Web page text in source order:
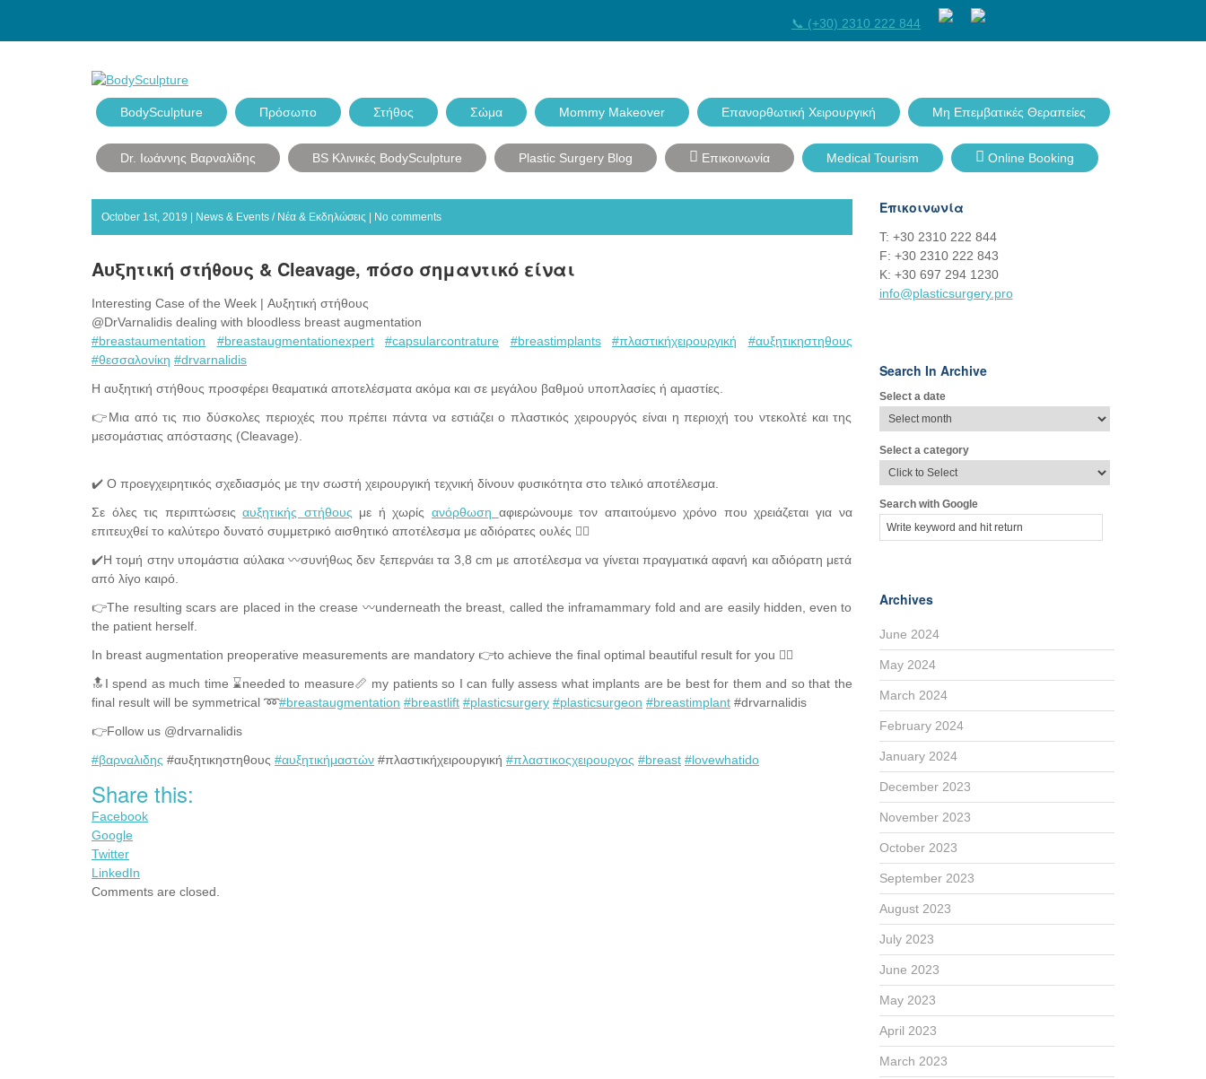
📞 (+30) 2310 222 844
BodySculpture Πρόσωπο Στήθος Σώμα Mommy Makeover Επανορθωτική Χειρουργική Μη Επεμβατικές Θεραπείες
Dr. Ιωάννης Βαρναλίδης BS Κλινικές BodySculpture Plastic Surgery Blog Επικοινωνία Medical Tourism Online Booking
October 1st, 2019 | News & Events / Νέα & Εκδηλώσεις No comments
Αυξητική στήθους & Cleavage, πόσο σημαντικό είναι
Interesting Case of the Week | Αυξητική στήθους
@DrVarnalidis dealing with bloodless breast augmentation
#breastaumentation
#breastaugmentationexpert #capsularcontrature #breastimplants #πλαστικήχειρουργική
#αυξητικηστηθους
#θεσσαλονίκη #drvarnalidis
Η αυξητική στήθους προσφέρει θεαματικά αποτελέσματα ακόμα και σε μεγάλου βαθμού υποπλασίες ή αμαστίες.
👉Μια από τις πιο δύσκολες περιοχές που πρέπει πάντα να εστιάζει ο πλαστικός χειρουργός είναι η περιοχή του ντεκολτέ και της
μεσομάστιας απόστασης (Cleavage).
✔️ Ο προεγχειρητικός σχεδιασμός με την σωστή χειρουργική τεχνική δίνουν φυσικότητα στο τελικό αποτέλεσμα.
Σε όλες τις περιπτώσειςαυξητικής στήθους με ή χωρίςανόρθωση αφιερώνουμε τον απαιτούμενο χρόνο που χρειάζεται για να
επιτευχθεί το καλύτερο δυνατό συμμετρικό αισθητικό αποτέλεσμα με αδιόρατες ουλές 🤸‍♂️
✔️Η τομή στην υπομάστια αύλακα 〰️συνήθως δεν ξεπερνάει τα 3,8 cm με αποτέλεσμα να γίνεται πραγματικά αφανή και αδιόρατη μετά
από λίγο καιρό.
👉The resulting scars are placed in the crease 〰️underneath the breast, called the inframammary fold and are easily hidden, even to
the patient herself.
In breast augmentation preoperative measurements are mandatory 👉to achieve the final optimal beautiful result for you 🤸‍♂️
🔝I spend as much time ⌛️needed to measure📏 my patients so I can fully assess what implants are be best for them and so that the
final result will be symmetrical ➿#breastaugmentation #breastlift #plasticsurgery #plasticsurgeon #breastimplant #drvarnalidis
👉Follow us @drvarnalidis
#βαρναλιδης #αυξητικηστηθους #αυξητικήμαστών #πλαστικήχειρουργική #πλαστικοςχειρουργος #breast #lovewhatido
Share this:
Facebook
Google
Twitter
LinkedIn
Comments are closed.
Επικοινωνία
Τ: +30 2310 222 844
F: +30 2310 222 843
Κ: +30 697 294 1230
info@plasticsurgery.pro
Search In Archive
Select a date
Select a category
Search with Google
Archives
June 2024
May 2024
March 2024
February 2024
January 2024
December 2023
November 2023
October 2023
September 2023
August 2023
July 2023
June 2023
May 2023
April 2023
March 2023